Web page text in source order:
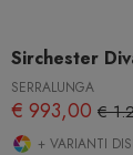
Sirchester
SERRALUNGA
€ 993,00 €
+ VARIANTI